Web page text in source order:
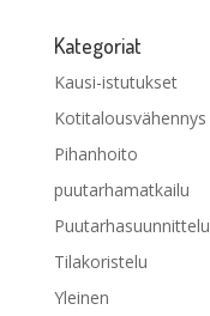
Kategoriat
Kausi-istutukset
Kotitalousvähennys
Pihanhoito
puutarhamatkailu
Puutarhasuunnittelu
Tilakoristelu
Yleinen